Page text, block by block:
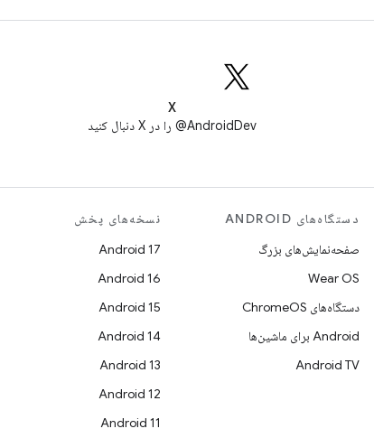
X
AndroidDev@ را در X دنبال کنید
دستگاه‌های ANDROID
صفحه‌نمایش‌های بزرگ
Wear OS
دستگاه‌های ChromeOS
Android برای ماشین‌ها
Android TV
نسخه‌های پخش
Android 17
Android 16
Android 15
Android 14
Android 13
Android 12
Android 11